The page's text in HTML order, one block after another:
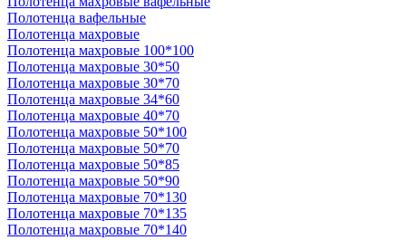
Полотенца вафельные
Полотенца махровые
Полотенца махровые 100*100
Полотенца махровые 30*50
Полотенца махровые 30*70
Полотенца махровые 34*60
Полотенца махровые 40*70
Полотенца махровые 50*100
Полотенца махровые 50*70
Полотенца махровые 50*85
Полотенца махровые 50*90
Полотенца махровые 70*130
Полотенца махровые 70*135
Полотенца махровые 70*140